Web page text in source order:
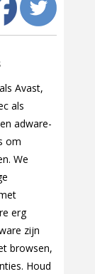
Avast,
als
adware-
om
We
erg
zijn
browsen,
Houd